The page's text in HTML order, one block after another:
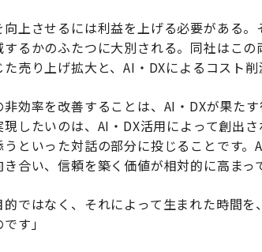
上させるには利益を上げる必要がある
するかのふたつに大別される。同社はこ
売り上げ拡大と、AI・DXによるコスト
非効率を改善することは、AI・DXが果た
したいのは、AI・DX活用によって創出
といった対話の部分に投じることです。
合い、信頼を築く価値が相対的に高まっ
ではなく、それによって生まれた時間
す」